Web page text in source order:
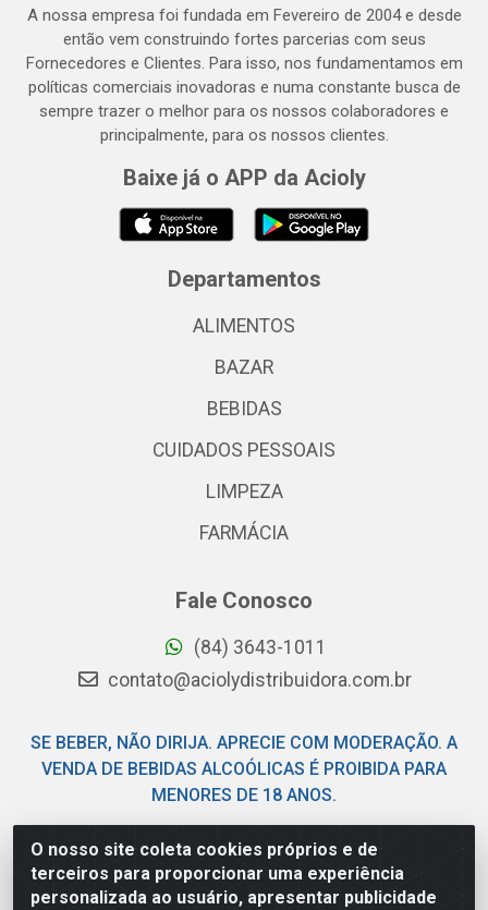
O nosso site coleta cookies próprios e de
terceiros para proporcionar uma experiência
personalizada ao usuário, apresentar publicidade
A nossa empresa foi fundada em Fevereiro de 2004 e desde
então vem construindo fortes parcerias com seus
Fornecedores e Clientes. Para isso, nos fundamentamos em
políticas comerciais inovadoras e numa constante busca de
sempre trazer o melhor para os nossos colaboradores e
principalmente, para os nossos clientes.
Baixe já o APP da Acioly
Departamentos
ALIMENTOS
BAZAR
BEBIDAS
CUIDADOS PESSOAIS
LIMPEZA
FARMÁCIA
Fale Conosco
(84) 3643-1011
contato@aciolydistribuidora.com.br
SE BEBER, NÃO DIRIJA. APRECIE COM MODERAÇÃO. A
VENDA DE BEBIDAS ALCOÓLICAS É PROIBIDA PARA
MENORES DE 18 ANOS.
Acioly Distribuidora - Av Piloto Pereira Tim - Parque de
Exposições - Parnamirim/RN - CEP 59146-480 - CNPJ